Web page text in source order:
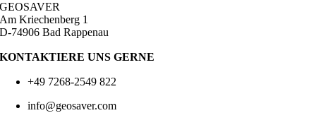
GEOSAVER
Am Kriechenberg 1
D-74906 Bad Rappenau
KONTAKTIERE UNS GERNE
+49 7268-2549 822
info@geosaver.com